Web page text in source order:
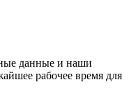
данные и наши
рабочее время для